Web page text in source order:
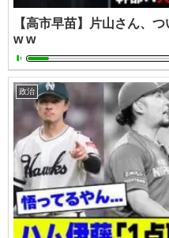
【高市早苗】片山さん、
w w
政治